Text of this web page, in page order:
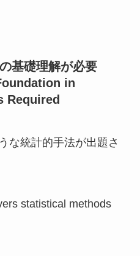
基礎理解が必要
in
Required
な統計的手法が出題さ
statistical methods